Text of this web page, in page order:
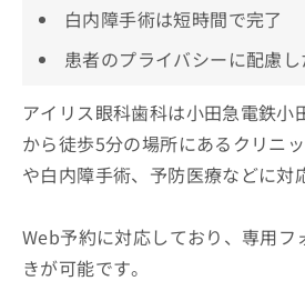
白内障手術は短時間で完了
患者のプライバシーに配慮し
アイリス眼科歯科は小田急電鉄小
から徒歩5分の場所にあるクリニ
や白内障手術、予防医療などに対
Web予約に対応しており、専用フ
きが可能です。